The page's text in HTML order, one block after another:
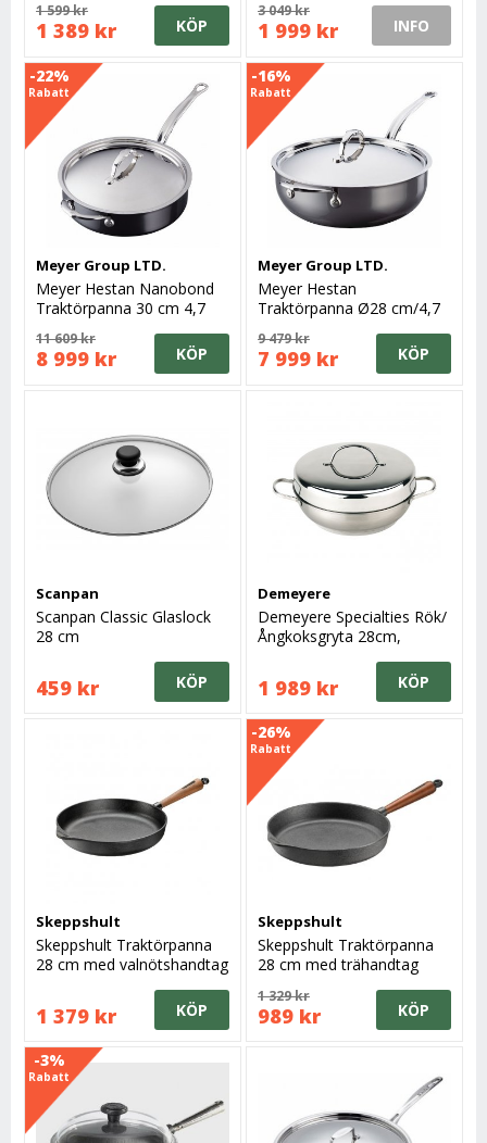
1 599 kr
1 389 kr KÖP
3 049 kr
1 999 kr INFO
-22%
Rabatt
Meyer Group LTD.
Meyer Hestan Nanobond
Traktörpanna 30 cm 4,7
11 609 kr
8 999 kr KÖP
-16%
Rabatt
Meyer Group LTD.
Meyer Hestan
Traktörpanna Ø28 cm/4,7
liter med lock NanoBond ™
9 479 kr
7 999 kr KÖP
Scanpan
Scanpan Classic Glaslock
28 cm
459 kr KÖP
Demeyere
Demeyere Specialties Rök/
Ångkoksgryta 28cm,
1 989 kr KÖP
Skeppshult
Skeppshult Traktörpanna
28 cm med valnötshandtag
1 379 kr KÖP
-26%
Rabatt
Skeppshult
Skeppshult Traktörpanna
28 cm med trähandtag
1 329 kr
989 kr KÖP
-3%
Rabatt